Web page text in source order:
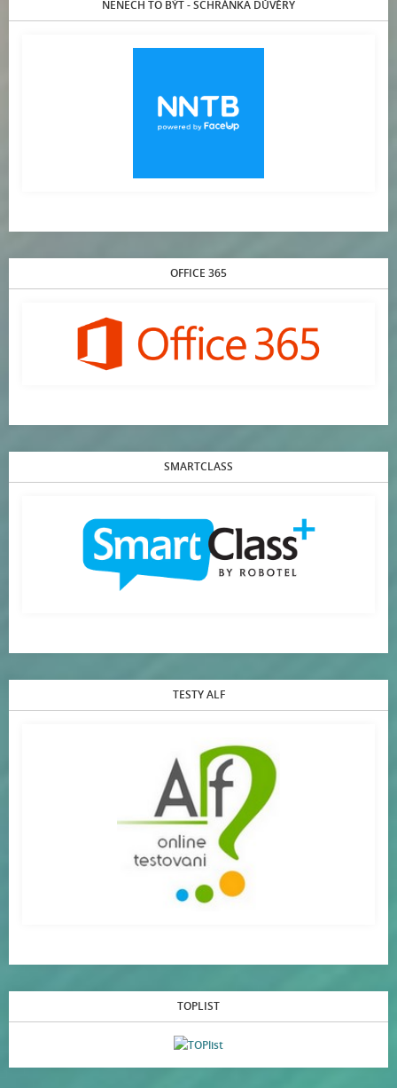
NENECH TO BÝT - SCHRÁNKA DŮVĚRY
OFFICE 365
SMARTCLASS
TESTY ALF
TOPLIST